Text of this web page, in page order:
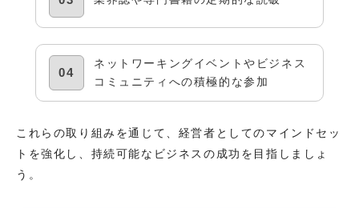
04
ネットワーキングイベントやビジネス
コミュニティへの積極的な参加
これらの取り組みを通じて、経営者としてのマインドセッ
トを強化し、持続可能なビジネスの成功を目指しましょ
う。